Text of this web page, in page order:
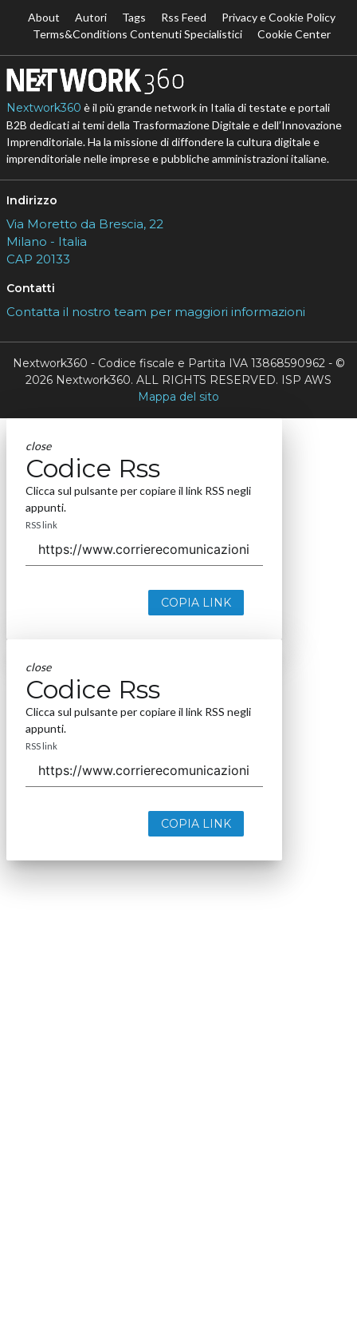
About Autori Tags Rss Feed
Privacy e Cookie Policy
Terms&Conditions Contenuti Specialistici
Cookie Center
Nextwork360 è il più grande network in Italia di testate e portali
B2B dedicati ai temi della Trasformazione Digitale e dell’Innovazione
Imprenditoriale. Ha la missione di diffondere la cultura digitale e
imprenditoriale nelle imprese e pubbliche amministrazioni italiane.
Indirizzo
Via Moretto da Brescia, 22
Milano - Italia
CAP 20133
Contatti
Contatta il nostro team per maggiori informazioni
Nextwork360 - Codice fiscale e Partita IVA 13868590962 - ©
2026 Nextwork360. ALL RIGHTS RESERVED. ISP AWS
Mappa del sito
close
Codice Rss
Clicca sul pulsante per copiare il link RSS negli
appunti.
RSS link
COPIA LINK
close
Codice Rss
Clicca sul pulsante per copiare il link RSS negli
appunti.
RSS link
COPIA LINK